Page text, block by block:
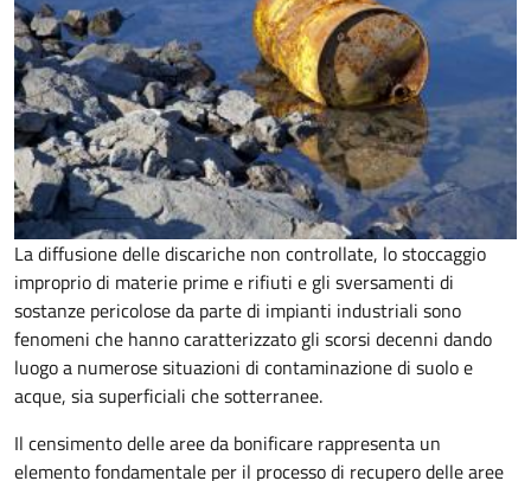
La diffusione delle discariche non controllate, lo stoccaggio
improprio di materie prime e rifiuti e gli sversamenti di
sostanze pericolose da parte di impianti industriali sono
fenomeni che hanno caratterizzato gli scorsi decenni dando
luogo a numerose situazioni di contaminazione di suolo e
acque, sia superficiali che sotterranee.
Il censimento delle aree da bonificare rappresenta un
elemento fondamentale per il processo di recupero delle aree